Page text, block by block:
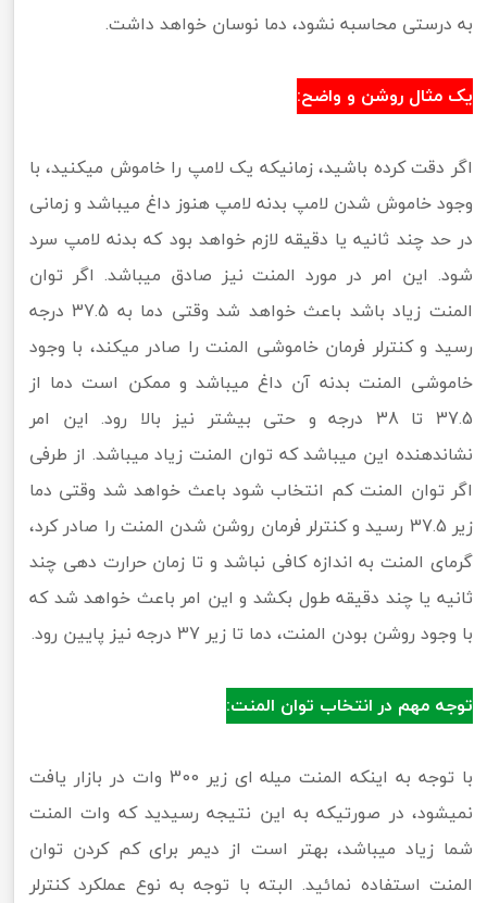
به درستی محاسبه نشود، دما نوسان خواهد داشت.
یک مثال روشن و واضح:
اگر دقت کرده باشید، زمانیکه یک لامپ را خاموش میکنید، با
وجود خاموش شدن لامپ بدنه لامپ هنوز داغ میباشد و زمانی
در حد چند ثانیه یا دقیقه لازم خواهد بود که بدنه لامپ سرد
شود. این امر در مورد المنت نیز صادق میباشد. اگر توان
المنت زیاد باشد باعث خواهد شد وقتی دما به 37.5 درجه
رسید و کنترلر فرمان خاموشی المنت را صادر میکند، با وجود
خاموشی المنت بدنه آن داغ میباشد و ممکن است دما از
37.5 تا 38 درجه و حتی بیشتر نیز بالا رود. این امر
نشاندهنده این میباشد که توان المنت زیاد میباشد. از طرفی
اگر توان المنت کم انتخاب شود باعث خواهد شد وقتی دما
زیر 37.5 رسید و کنترلر فرمان روشن شدن المنت را صادر کرد،
گرمای المنت به اندازه کافی نباشد و تا زمان حرارت دهی چند
ثانیه یا چند دقیقه طول بکشد و این امر باعث خواهد شد که
با وجود روشن بودن المنت، دما تا زیر 37 درجه نیز پایین رود.
توجه مهم در انتخاب توان المنت:
با توجه به اینکه المنت میله ای زیر 300 وات در بازار یافت
نمیشود، در صورتیکه به این نتیجه رسیدید که وات المنت
شما زیاد میباشد، بهتر است از دیمر برای کم کردن توان
المنت استفاده نمائید. البته با توجه به نوع عملکرد کنترلر